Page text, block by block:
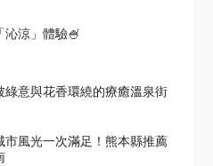
沁涼」體驗🍧
綠意與花香環繞的療癒溫泉街
市風光一次滿足！熊本縣推薦